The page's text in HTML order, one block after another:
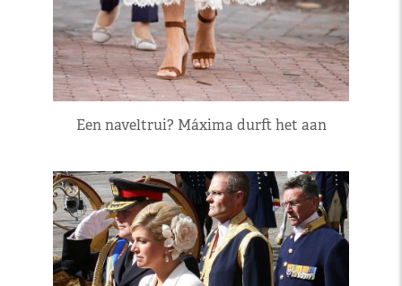
Een naveltrui? Máxima durft het aan